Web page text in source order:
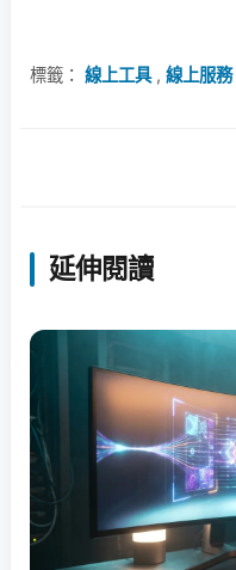
標籤： 線上工具, 線上服務
延伸閱讀